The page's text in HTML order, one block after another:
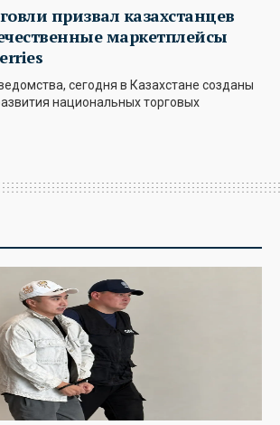
призвал казахстанцев
маркетплейсы
сегодня в Казахстане созданы
национальных торговых